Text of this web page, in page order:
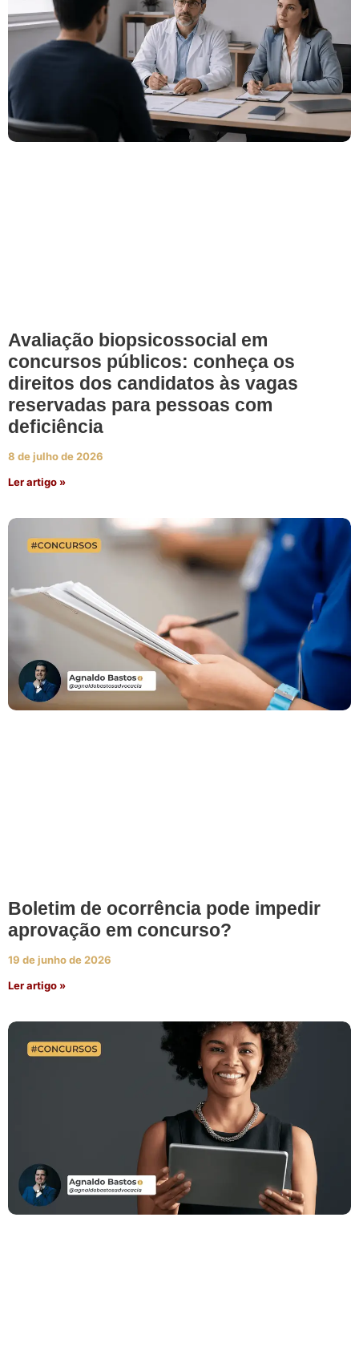
Avaliação biopsicossocial em
concursos públicos: conheça os
direitos dos candidatos às vagas
reservadas para pessoas com
deficiência
8 de julho de 2026
Ler artigo »
Boletim de ocorrência pode impedir
aprovação em concurso?
19 de junho de 2026
Ler artigo »